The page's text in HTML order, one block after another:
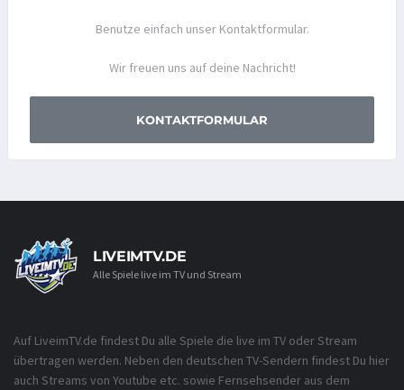
Benutze einfach unser Kontaktformular.
Wir freuen uns auf deine Nachricht!
KONTAKTFORMULAR
LIVEIMTV.DE
Alle Spiele live im TV und Stream
Auf LiveimTV.de findest Du alle Spiele die live im TV oder Stream
übertragen werden. Neben den deutschen TV-Sendern findest Du hier
auch Streams von Youtube etc. sowie Fernsehsender aus dem